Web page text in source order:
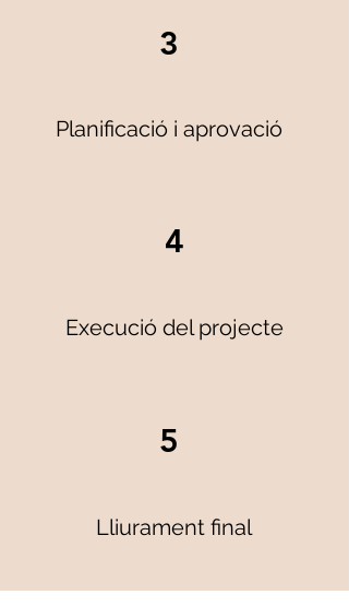
3
Planificació i aprovació
4
Execució del projecte
5
Lliurament final